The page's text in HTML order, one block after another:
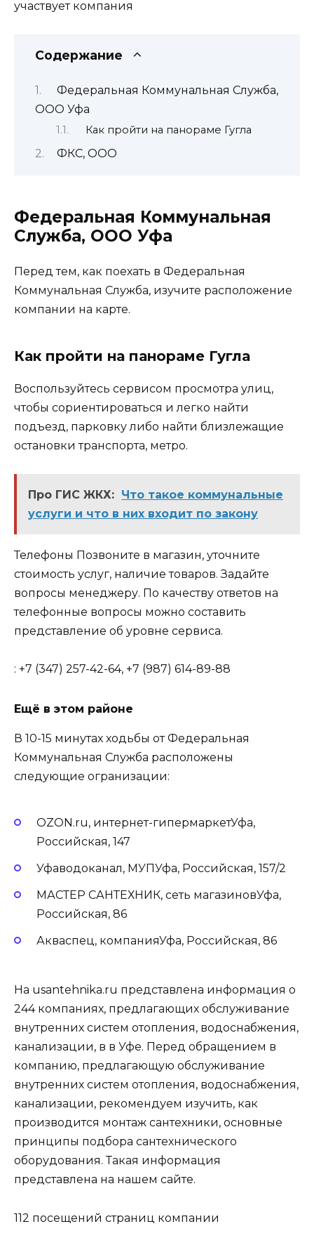
участвует компания
Содержание
Федеральная Коммунальная Служба,
ООО Уфа
Как пройти на панораме Гугла
ФКС, ООО
Федеральная Коммунальная
Служба, ООО Уфа
Перед тем, как поехать в Федеральная
Коммунальная Служба, изучите расположение
компании на карте.
Как пройти на панораме Гугла
Воспользуйтесь сервисом просмотра улиц,
чтобы сориентироваться и легко найти
подъезд, парковку либо найти близлежащие
остановки транспорта, метро.
Про ГИС ЖКХ: Что такое коммунальные
услуги и что в них входит по закону
Телефоны Позвоните в магазин, уточните
стоимость услуг, наличие товаров. Задайте
вопросы менеджеру. По качеству ответов на
телефонные вопросы можно составить
представление об уровне сервиса.
: +7 (347) 257-42-64, +7 (987) 614-89-88
Ещё в этом районе
В 10-15 минутах ходьбы от Федеральная
Коммунальная Служба расположены
следующие огранизации:
OZON.ru, интернет-гипермаркетУфа,
Российская, 147
Уфаводоканал, МУПУфа, Российская, 157/2
МАСТЕР САНТЕХНИК, сеть магазиновУфа,
Российская, 86
Акваспец, компанияУфа, Российская, 86
На usantehnika.ru представлена информация о
244 компаниях, предлагающих обслуживание
внутренних систем отопления, водоснабжения,
канализации, в в Уфе. Перед обращением в
компанию, предлагающую обслуживание
внутренних систем отопления, водоснабжения,
канализации, рекомендуем изучить, как
производится монтаж сантехники, основные
принципы подбора сантехнического
оборудования. Такая информация
представлена на нашем сайте.
112 посещений страниц компании